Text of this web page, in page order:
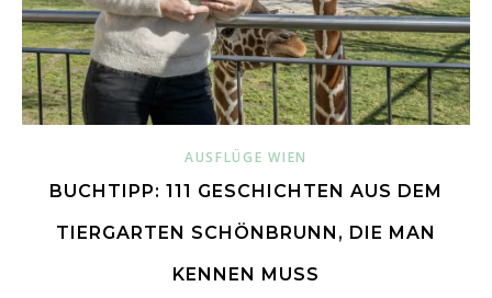
AUSFLÜGE WIEN
BUCHTIPP: 111 GESCHICHTEN AUS DEM
TIERGARTEN SCHÖNBRUNN, DIE MAN
KENNEN MUSS